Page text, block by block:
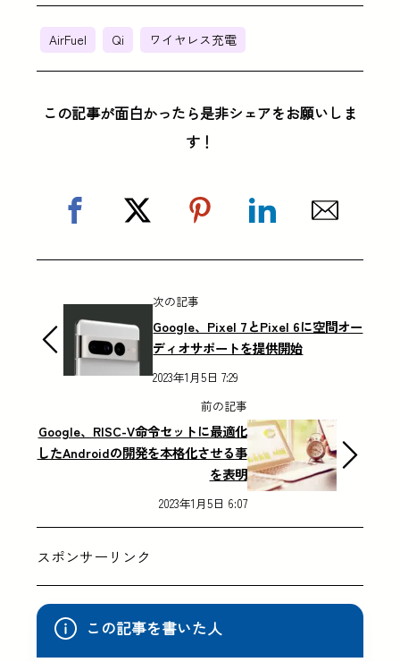
AirFuel Qi ワイヤレス充電
この記事が面白かったら是非シェアをお願いしま
す！
次の記事
Google、Pixel 7とPixel 6に空間オー
ディオサポートを提供開始
2023年1月5日 7:29
前の記事
Google、RISC-V命令セットに最適化
したAndroidの開発を本格化させる事
を表明
2023年1月5日 6:07
スポンサーリンク
この記事を書いた人